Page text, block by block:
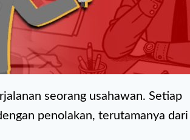
seorang usahawan. Setiap
penolakan, terutamanya dari